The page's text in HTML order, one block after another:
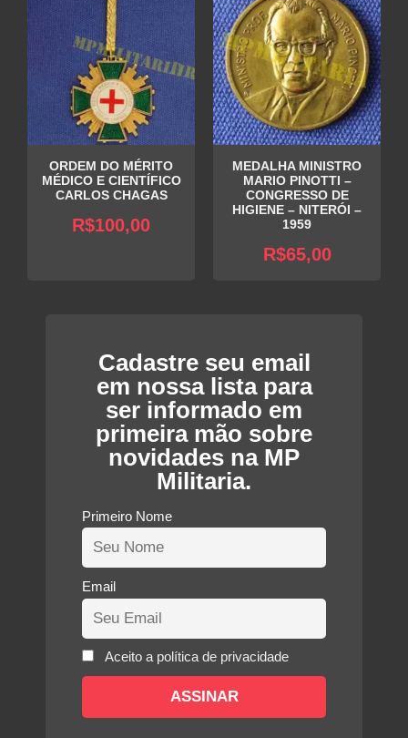
ORDEM DO MÉRITO
MÉDICO E CIENTÍFICO
CARLOS CHAGAS
R$100,00
MEDALHA MINISTRO
MARIO PINOTTI –
CONGRESSO DE
HIGIENE – NITERÓI –
1959
R$65,00
Cadastre seu email
em nossa lista para
ser informado em
primeira mão sobre
novidades na MP
Militaria.
Primeiro Nome
Email
Aceito a política de privacidade